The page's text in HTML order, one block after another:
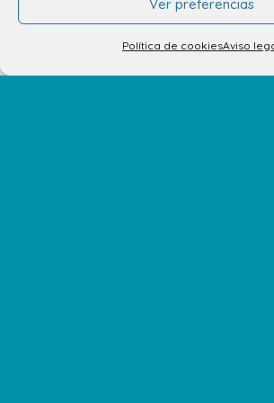
Ver preferencias
Política de cookiesAviso
Tu opinión nos importa